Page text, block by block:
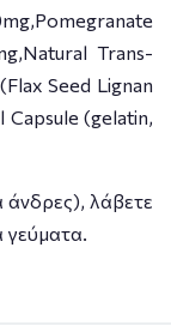
Trans-
Seed Lignan
(gelatin,
άνδρες), λάβετε
γεύματα.